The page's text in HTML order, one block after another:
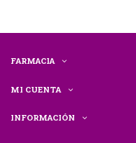
FARMACIA
MI CUENTA
INFORMACIÓN